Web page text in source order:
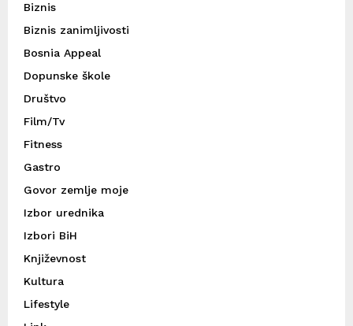
Biznis
Biznis zanimljivosti
Bosnia Appeal
Dopunske škole
Društvo
Film/Tv
Fitness
Gastro
Govor zemlje moje
Izbor urednika
Izbori BiH
Književnost
Kultura
Lifestyle